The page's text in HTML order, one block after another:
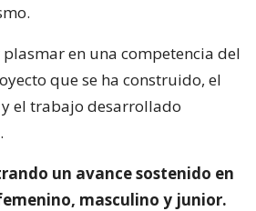
en una competencia del
que se ha construido, el
el trabajo desarrollado
un avance sostenido en
masculino y junior.